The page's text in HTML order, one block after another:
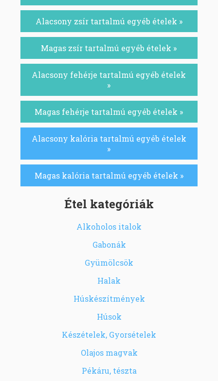
Alacsony zsír tartalmú egyéb ételek »
Magas zsír tartalmú egyéb ételek »
Alacsony fehérje tartalmú egyéb ételek
»
Magas fehérje tartalmú egyéb ételek »
Alacsony kalória tartalmú egyéb ételek
»
Magas kalória tartalmú egyéb ételek »
Étel kategóriák
Alkoholos italok
Gabonák
Gyümölcsök
Halak
Húskészítmények
Húsok
Készételek, Gyorsételek
Olajos magvak
Pékáru, tészta